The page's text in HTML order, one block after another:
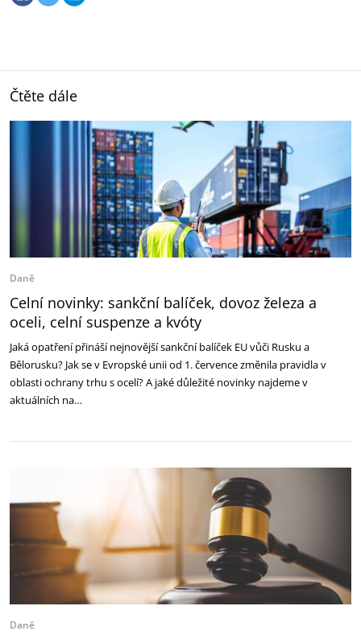
Čtěte dále
Daně
Celní novinky: sankční balíček, dovoz železa a
oceli, celní suspenze a kvóty
Jaká opatření přináší nejnovější sankční balíček EU vůči Rusku a
Bělorusku? Jak se v Evropské unii od 1. července změnila pravidla v
oblasti ochrany trhu s ocelí? A jaké důležité novinky najdeme v
aktuálních na…
Daně